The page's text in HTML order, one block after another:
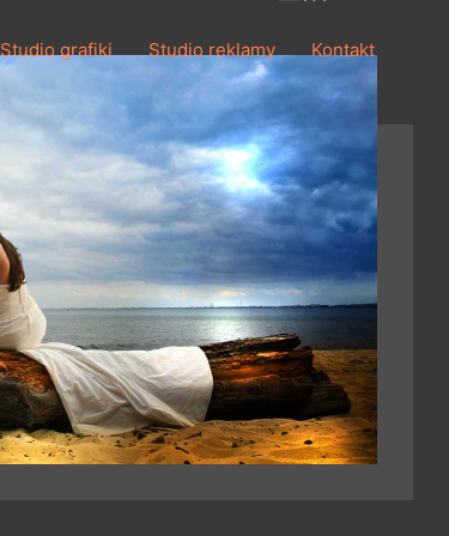
Studio grafiki Studio reklamy Kontakt